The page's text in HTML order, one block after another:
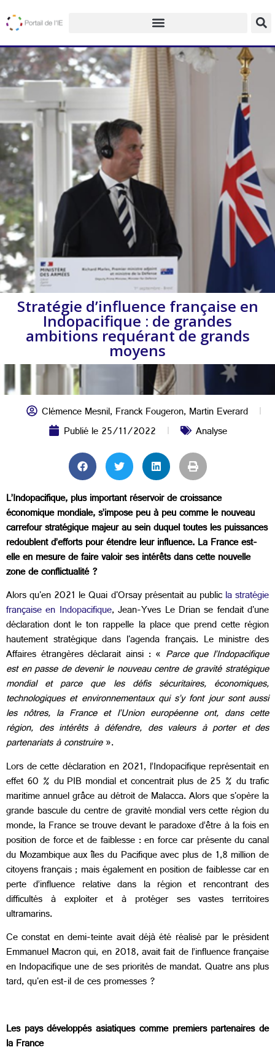
Stratégie d’influence française en
Indopacifique : de grandes
ambitions requérant de grands
moyens
Clémence Mesnil,Franck Fougeron,Martin Everard
Publié le25/11/2022 Analyse
L’Indopacifique, plus important réservoir de croissance
économique mondiale, s’impose peu à peu comme le nouveau
carrefour stratégique majeur au sein duquel toutes les puissances
redoublent d’efforts pour étendre leur influence. La France est-
elle en mesure de faire valoir ses intérêts dans cette nouvelle
zone de conflictualité ?
Alors qu'en 2021 le Quai d'Orsay présentait au publicla stratégie
française en Indopacifique, Jean-Yves Le Drian se fendait d'une
déclaration dont le ton rappelle la place que prend cette région
hautement stratégique dans l'agenda français. Le ministre des
Affaires étrangères déclarait ainsi : « Parce que l’Indopacifique
est en passe de devenir le nouveau centre de gravité stratégique
mondial et parce que les défis sécuritaires, économiques,
technologiques et environnementaux qui s’y font jour sont aussi
les nôtres, la France et l’Union européenne ont, dans cette
région, des intérêts à défendre, des valeurs à porter et des
partenariats à construire».
Lors de cette déclaration en 2021, l’Indopacifique représentait en
effet 60 % du PIB mondial et concentrait plus de 25 % du trafic
maritime annuel grâce au détroit de Malacca. Alors que s'opère la
grande bascule du centre de gravité mondial vers cette région du
monde, la France se trouve devant le paradoxe d’être à la fois en
position de force et de faiblesse : en force car présente du canal
du Mozambique aux îles du Pacifique avec plus de 1,8 million de
citoyens français ; mais également en position de faiblesse car en
perte d’influence relative dans la région et rencontrant des
difficultés à exploiter et à protéger ses vastes territoires
ultramarins.
Ce constat en demi-teinte avait déjà été réalisé par le président
Emmanuel Macron qui, en 2018, avait faitde l’influence française
en Indopacifique une de ses priorités de mandat. Quatre ans plus
tard, qu'en est-il de ces promesses ?
Les pays développés asiatiques comme premiers partenaires de
la France